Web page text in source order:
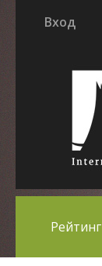
Вход
Рейтинг